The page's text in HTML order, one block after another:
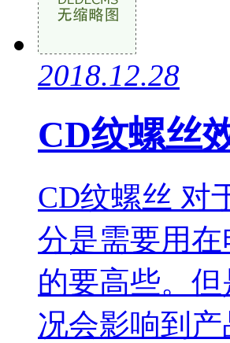
2018.12.28
CD纹螺丝
CD纹螺丝 对
分是需要用
的要高些。
况会影响到